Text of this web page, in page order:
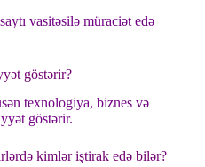
vasitəsilə müraciət edə
göstərir?
texnologiya, biznes və
göstərir.
kimlər iştirak edə bilər?